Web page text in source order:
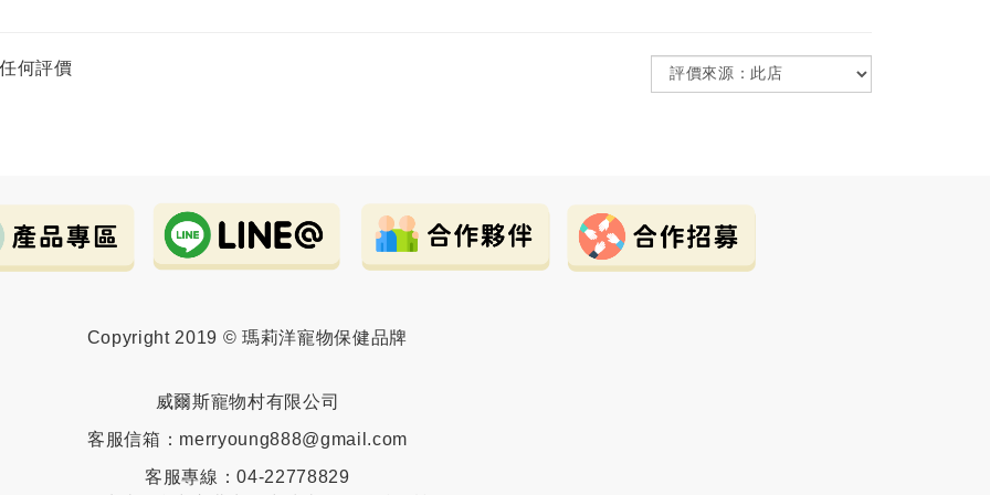
何評價
Copyright 2019 © 瑪莉洋寵物保健品牌
威爾斯寵物村有限公司
客服信箱：merryoung888@gmail.com
客服專線：04-22778829